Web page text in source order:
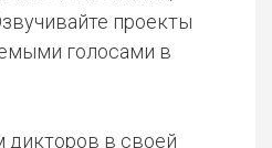
проекты
голосами в
в своей